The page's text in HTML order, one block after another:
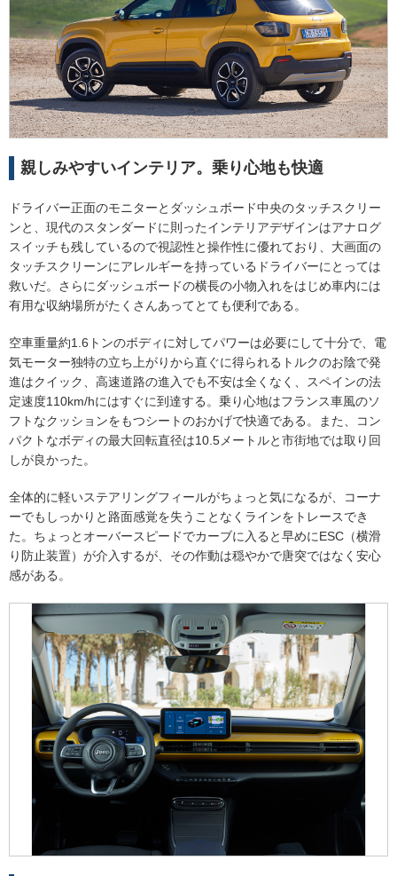
親しみやすいインテリア。乗り心地も快適
ドライバー正面のモニターとダッシュボード中央のタッチスクリー
ンと、現代のスタンダードに則ったインテリアデザインはアナログ
スイッチも残しているので視認性と操作性に優れており、大画面の
タッチスクリーンにアレルギーを持っているドライバーにとっては
救いだ。さらにダッシュボードの横長の小物入れをはじめ車内には
有用な収納場所がたくさんあってとても便利である。
空車重量約1.6トンのボディに対してパワーは必要にして十分で、電
気モーター独特の立ち上がりから直ぐに得られるトルクのお陰で発
進はクイック、高速道路の進入でも不安は全くなく、スペインの法
定速度110km/hにはすぐに到達する。乗り心地はフランス車風のソ
フトなクッションをもつシートのおかげで快適である。また、コン
パクトなボディの最大回転直径は10.5メートルと市街地では取り回
しが良かった。
全体的に軽いステアリングフィールがちょっと気になるが、コーナ
ーでもしっかりと路面感覚を失うことなくラインをトレースでき
た。ちょっとオーバースピードでカーブに入ると早めにESC（横滑
り防止装置）が介入するが、その作動は穏やかで唐突ではなく安心
感がある。